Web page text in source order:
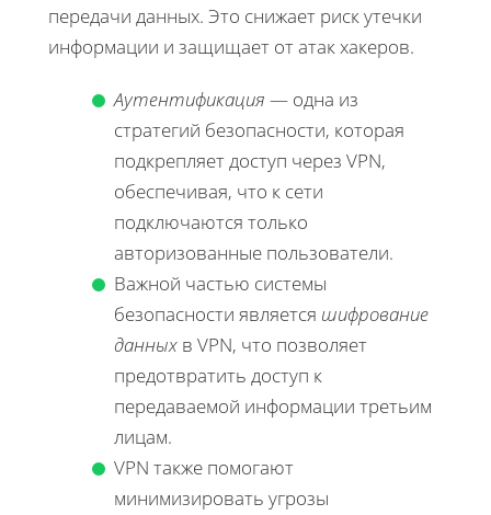
передачи данных. Это снижает риск утечки
информации и защищает от атак хакеров.
Аутентификация — одна из
стратегий безопасности, которая
подкрепляет доступ через VPN,
обеспечивая, что к сети
подключаются только
авторизованные пользователи.
Важной частью системы
безопасности является шифрование
данных в VPN, что позволяет
предотвратить доступ к
передаваемой информации третьим
лицам.
VPN также помогают
минимизировать угрозы